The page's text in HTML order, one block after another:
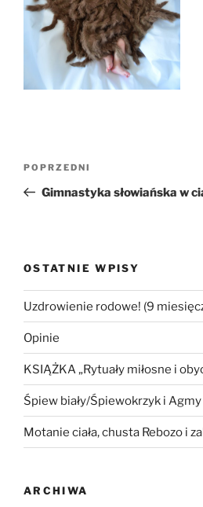
Nawigacja
Poprzedni
wpis
POPRZEDNI
Gimnastyka słowiańska w
OSTATNIE WPISY
Uzdrowienie rodowe! (9
Opinie
KSIĄŻKA „Rytuały miłosne i
Śpiew biały/Śpiewokrzyk i Agmy
Motanie ciała, chusta Rebozo i
ARCHIWA